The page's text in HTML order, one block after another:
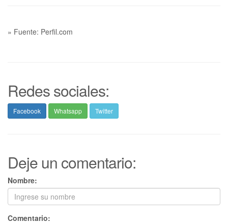
» Fuente: Perfil.com
Redes sociales:
Facebook Whatsapp Twitter
Deje un comentario:
Nombre:
Comentario: